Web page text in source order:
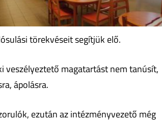
törekvéseit segítjük elő.
veszélyeztető magatartást nem tanúsít,
ápolásra.
ezután az intézményvezető még